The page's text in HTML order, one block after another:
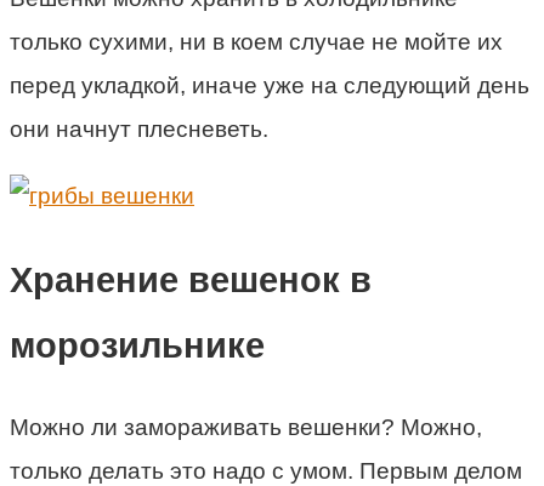
только сухими, ни в коем случае не мойте их
перед укладкой, иначе уже на следующий день
они начнут плесневеть.
Хранение вешенок в
морозильнике
Можно ли замораживать вешенки? Можно,
только делать это надо с умом. Первым делом